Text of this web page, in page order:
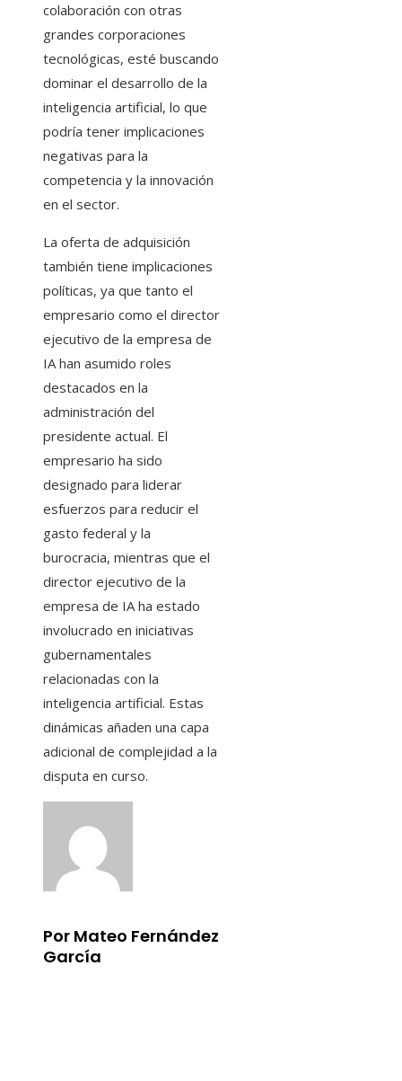
colaboración con otras
grandes corporaciones
tecnológicas, esté buscando
dominar el desarrollo de la
inteligencia artificial, lo que
podría tener implicaciones
negativas para la
competencia y la innovación
en el sector.
La oferta de adquisición
también tiene implicaciones
políticas, ya que tanto el
empresario como el director
ejecutivo de la empresa de
IA han asumido roles
destacados en la
administración del
presidente actual. El
empresario ha sido
designado para liderar
esfuerzos para reducir el
gasto federal y la
burocracia, mientras que el
director ejecutivo de la
empresa de IA ha estado
involucrado en iniciativas
gubernamentales
relacionadas con la
inteligencia artificial. Estas
dinámicas añaden una capa
adicional de complejidad a la
disputa en curso.
Por Mateo Fernández
García